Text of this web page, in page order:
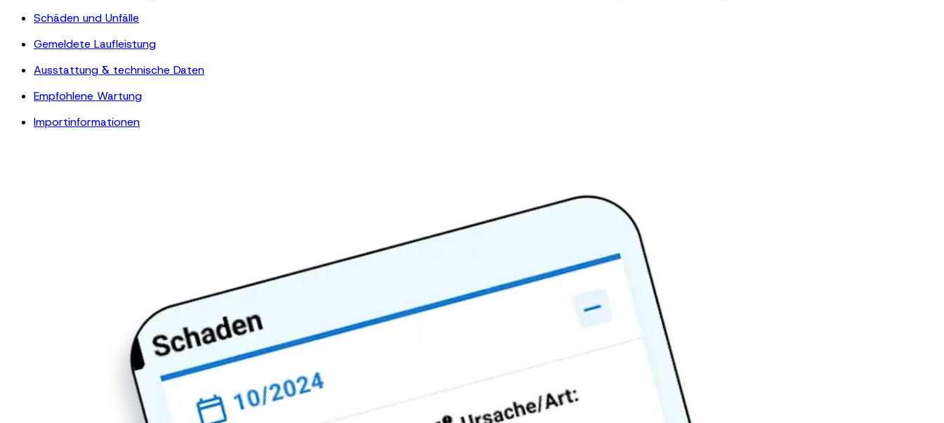
Schäden und Unfälle
Gemeldete Laufleistung
Ausstattung & technische Daten
Empfohlene Wartung
Importinformationen